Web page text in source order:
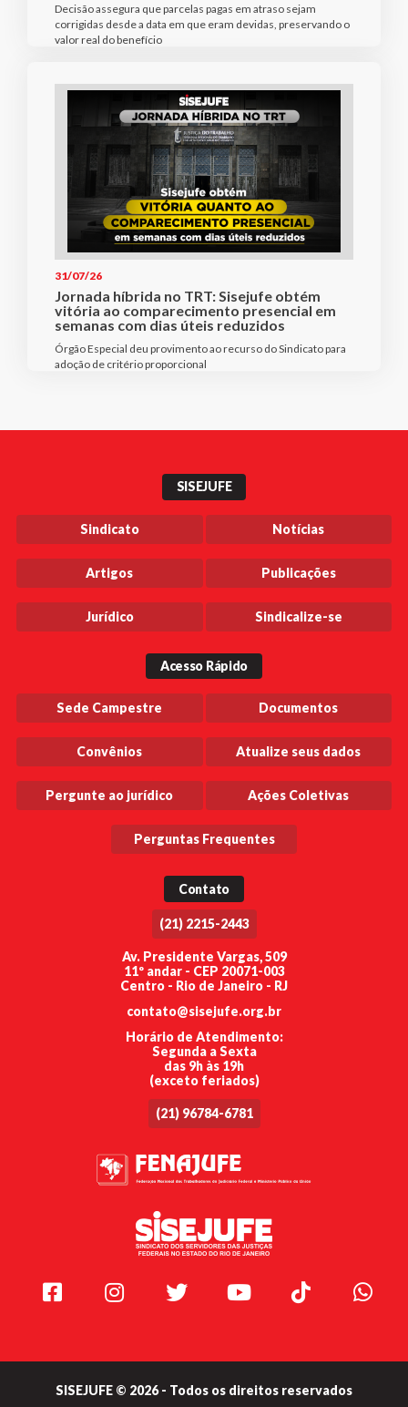
Decisão assegura que parcelas pagas em atraso sejam
corrigidas desde a data em que eram devidas, preservando o
valor real do benefício
31/07/26
Jornada híbrida no TRT: Sisejufe obtém
vitória ao comparecimento presencial em
semanas com dias úteis reduzidos
Órgão Especial deu provimento ao recurso do Sindicato para
adoção de critério proporcional
SISEJUFE
Sindicato Notícias
Artigos Publicações
Jurídico Sindicalize-se
Acesso Rápido
Sede Campestre Documentos
Convênios Atualize seus dados
Pergunte ao jurídico Ações Coletivas
Perguntas Frequentes
Contato
(21) 2215-2443
Av. Presidente Vargas, 509
11º andar - CEP 20071-003
Centro - Rio de Janeiro - RJ
contato@sisejufe.org.br
Horário de Atendimento:
Segunda a Sexta
das 9h às 19h
(exceto feriados)
(21) 96784-6781
Facebook Instagram Twitter Youtube TikTok
SISEJUFE © 2026 - Todos os direitos reservados